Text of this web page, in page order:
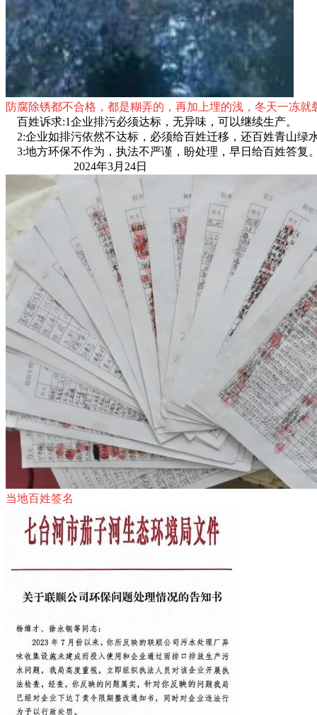
防腐除锈都不合格，都是糊弄的，再加上埋的浅，冬天一冻就
百姓诉求:1企业排污必须达标，无异味，可以继续生产。
2:企业如排污依然不达标，必须给百姓迁移，还百姓青山绿
3:地方环保不作为，执法不严谨，盼处理，早日给百姓答复
2024年3月24日
当地百姓签名